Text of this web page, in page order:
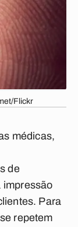
Flickr
médicas,
de
impressão
Para
repetem